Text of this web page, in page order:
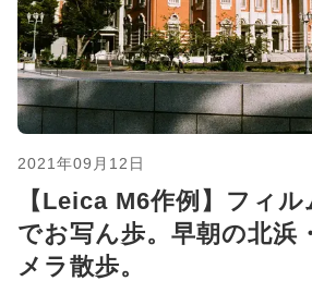
2021年09月12日
【Leica M6作例】フィ
でお写ん歩。早朝の北浜
メラ散歩。